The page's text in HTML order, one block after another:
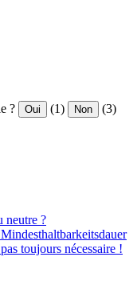
? Oui (1) Non (3)
neutre ?
toujours nécessaire !